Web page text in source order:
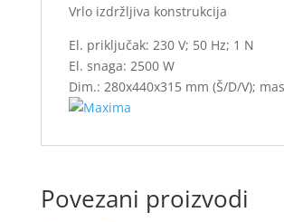
Vrlo izdržljiva konstrukcija
El. priključak: 230 V; 50 Hz; 1 N
El. snaga: 2500 W
Dim.: 280x440x315 mm (Š/D/V);
Povezani proizvodi